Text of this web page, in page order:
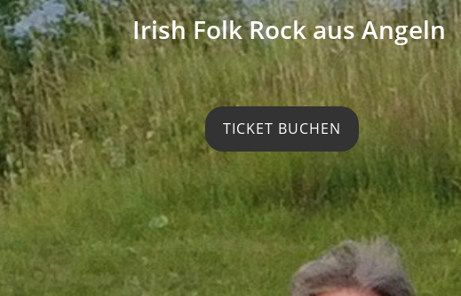
Irish Folk Rock aus Angeln
TICKET BUCHEN